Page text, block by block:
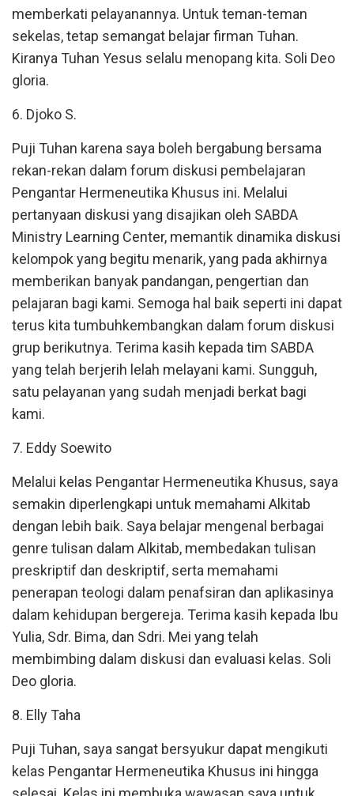
memberkati pelayanannya. Untuk teman-teman
sekelas, tetap semangat belajar firman Tuhan.
Kiranya Tuhan Yesus selalu menopang kita. Soli Deo
gloria.
6. Djoko S.
Puji Tuhan karena saya boleh bergabung bersama
rekan-rekan dalam forum diskusi pembelajaran
Pengantar Hermeneutika Khusus ini. Melalui
pertanyaan diskusi yang disajikan oleh SABDA
Ministry Learning Center, memantik dinamika diskusi
kelompok yang begitu menarik, yang pada akhirnya
memberikan banyak pandangan, pengertian dan
pelajaran bagi kami. Semoga hal baik seperti ini dapat
terus kita tumbuhkembangkan dalam forum diskusi
grup berikutnya. Terima kasih kepada tim SABDA
yang telah berjerih lelah melayani kami. Sungguh,
satu pelayanan yang sudah menjadi berkat bagi
kami.
7. Eddy Soewito
Melalui kelas Pengantar Hermeneutika Khusus, saya
semakin diperlengkapi untuk memahami Alkitab
dengan lebih baik. Saya belajar mengenal berbagai
genre tulisan dalam Alkitab, membedakan tulisan
preskriptif dan deskriptif, serta memahami
penerapan teologi dalam penafsiran dan aplikasinya
dalam kehidupan bergereja. Terima kasih kepada Ibu
Yulia, Sdr. Bima, dan Sdri. Mei yang telah
membimbing dalam diskusi dan evaluasi kelas. Soli
Deo gloria.
8. Elly Taha
Puji Tuhan, saya sangat bersyukur dapat mengikuti
kelas Pengantar Hermeneutika Khusus ini hingga